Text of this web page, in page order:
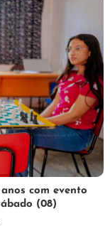
com evento
(08)